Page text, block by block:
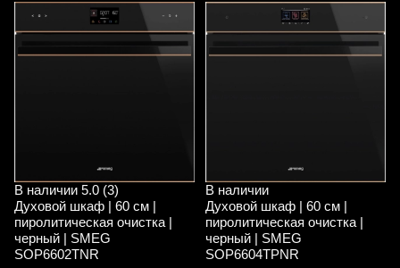
В наличии 5.0 (3)
Духовой шкаф | 60 см |
пиролитическая очистка |
черный | SMEG
SOP6602TNR
В наличии
Духовой шкаф | 60 см |
пиролитическая очистка |
черный | SMEG
SOP6604TPNR